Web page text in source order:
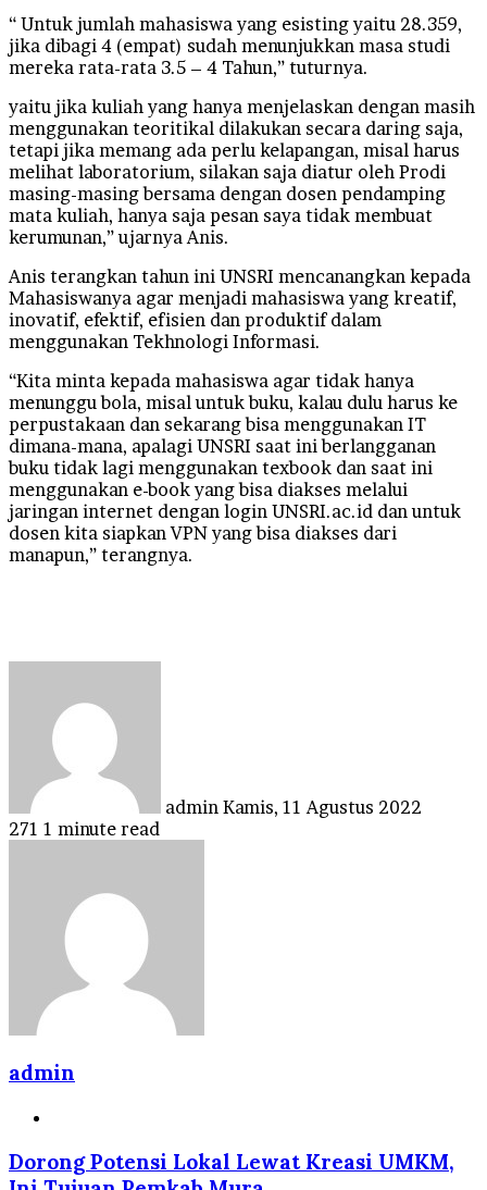
“ Untuk jumlah mahasiswa yang esisting yaitu 28.359,
jika dibagi 4 (empat) sudah menunjukkan masa studi
mereka rata-rata 3.5 – 4 Tahun,” tuturnya.
yaitu jika kuliah yang hanya menjelaskan dengan masih
menggunakan teoritikal dilakukan secara daring saja,
tetapi jika memang ada perlu kelapangan, misal harus
melihat laboratorium, silakan saja diatur oleh Prodi
masing-masing bersama dengan dosen pendamping
mata kuliah, hanya saja pesan saya tidak membuat
kerumunan,” ujarnya Anis.
Anis terangkan tahun ini UNSRI mencanangkan kepada
Mahasiswanya agar menjadi mahasiswa yang kreatif,
inovatif, efektif, efisien dan produktif dalam
menggunakan Tekhnologi Informasi.
“Kita minta kepada mahasiswa agar tidak hanya
menunggu bola, misal untuk buku, kalau dulu harus ke
perpustakaan dan sekarang bisa menggunakan IT
dimana-mana, apalagi UNSRI saat ini berlangganan
buku tidak lagi menggunakan texbook dan saat ini
menggunakan e-book yang bisa diakses melalui
jaringan internet dengan login UNSRI.ac.id dan untuk
dosen kita siapkan VPN yang bisa diakses dari
manapun,” terangnya.
admin Kamis, 11 Agustus 2022
271 1 minute read
admin
Dorong Potensi Lokal Lewat Kreasi UMKM,